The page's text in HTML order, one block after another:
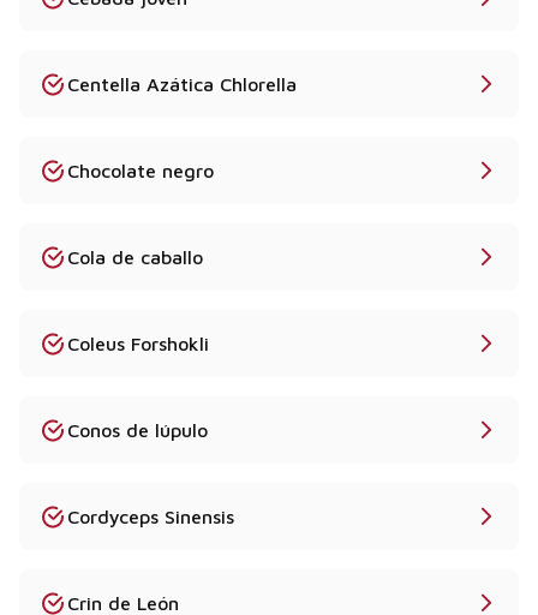
Centella Azática Chlorella
Chocolate negro
Cola de caballo
Coleus Forshokli
Conos de lúpulo
Cordyceps Sinensis
Crin de León